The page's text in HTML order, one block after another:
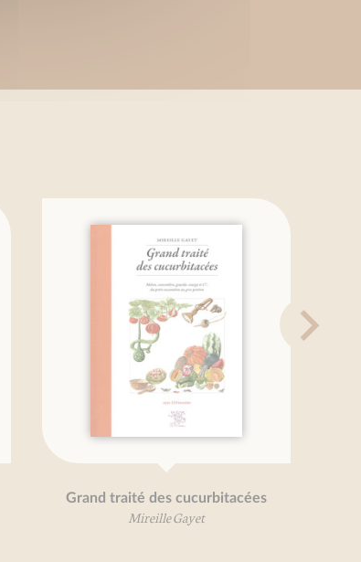
Grand traité des cucurbitacées
Mireille Gayet